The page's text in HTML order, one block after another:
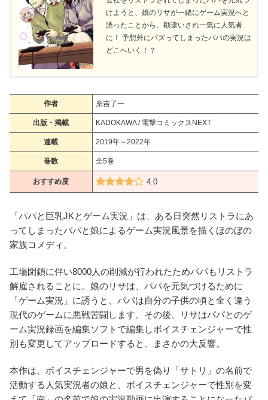
けようと、娘のリサが一緒にゲーム実況へと
誘ったことから、勘違いされ一気に人気者
に！ 予想外にバズってしまったパパの実況は
どこへいく！？
作者 糸吉了一
出版・掲載 KADOKAWA / 電撃コミックスNEXT
連載 2019年～2022年
巻数 全5巻
おすすめ度 4.0
「パパと巨乳JKとゲーム実況」は、ある日突然リストラにあ
ってしまったパパと娘によるゲーム実況風景を描くほのぼの
家族コメディ。
工場閉鎖に伴い8000人の削減が行われたためパパもリストラ
解雇されることに。娘のリサは、パパを元気づけるために
「ゲーム実況」に誘うと、パパは自分の子供の頃と全く違う
現代のゲームに悪戦苦闘します。その後、リサはパパとのゲ
ーム実況録画を編集ソフトで編集しボイスチェンジャーで性
別も変更してアップロードすると、まさかの大反響。
本作は、ボイスチェンジャーで男を偽り「サトリ」の名前で
活動する人気実況者の娘と、ボイスチェンジャーで性別を変